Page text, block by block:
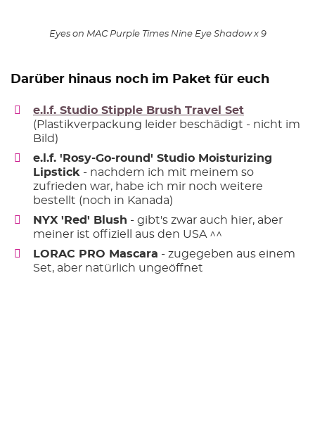
Eyes on MAC Purple Times Nine Eye Shadow x 9
Darüber hinaus noch im Paket für euch
e.l.f. Studio Stipple Brush Travel Set
(Plastikverpackung leider beschädigt - nicht im
Bild)
e.l.f. 'Rosy-Go-round' Studio Moisturizing
Lipstick - nachdem ich mit meinem so
zufrieden war, habe ich mir noch weitere
bestellt (noch in Kanada)
NYX 'Red' Blush - gibt's zwar auch hier, aber
meiner ist offiziell aus den USA ^^
LORAC PRO Mascara - zugegeben aus einem
Set, aber natürlich ungeöffnet